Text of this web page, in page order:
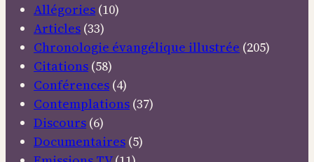
Allégories (10)
Articles (33)
Chronologie évangélique illustrée (205)
Citations (58)
Conférences (4)
Contemplations (37)
Discours (6)
Documentaires (5)